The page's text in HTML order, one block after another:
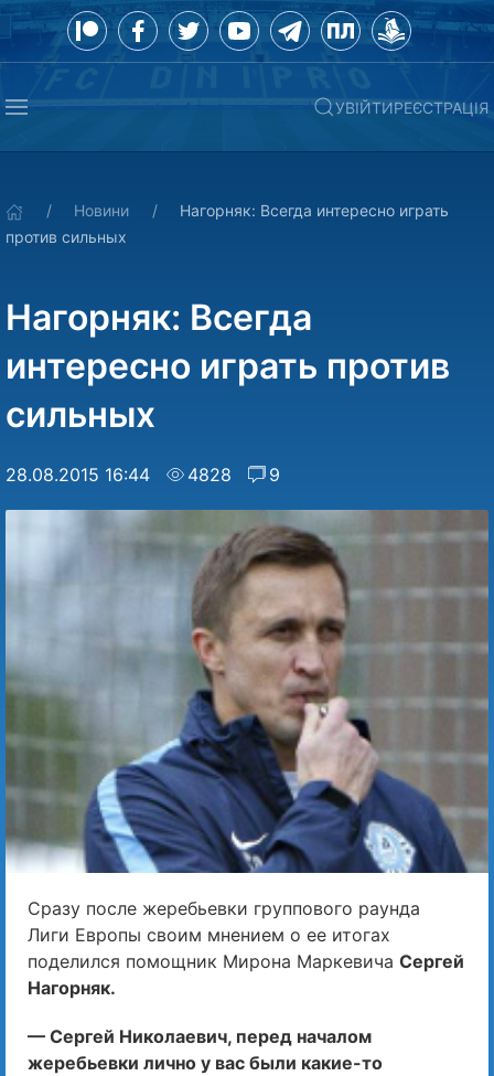
УВІЙТИРЕЄСТРАЦІЯ
Новини
Нагорняк: Всегда интересно играть
против сильных
Нагорняк: Всегда
интересно играть против
сильных
28.08.2015 16:44 4828 9
Сразу после жеребьевки группового раунда
Лиги Европы своим мнением о ее итогах
поделился помощник Мирона Маркевича Сергей
Нагорняк.
— Сергей Николаевич, перед началом
жеребьевки лично у вас были какие-то